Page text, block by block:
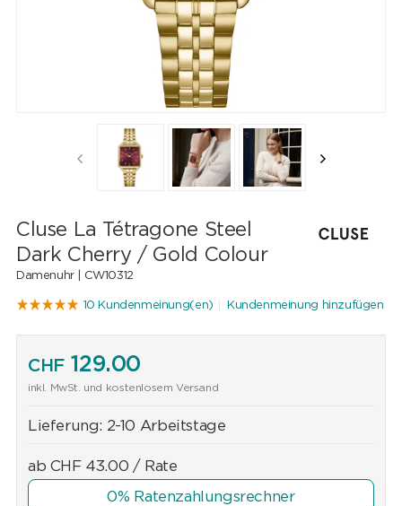
Cluse La Tétragone Steel
Dark Cherry / Gold Colour
Damenuhr | CW10312
10 Kundenmeinung(en) Kundenmeinung hinzufügen
CHF129.00
inkl. MwSt. und kostenlosem Versand
Lieferung: 2-10 Arbeitstage
ab CHF 43.00 / Rate
0% Ratenzahlungsrechner